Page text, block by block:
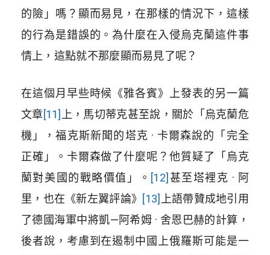
的險」嗎？顯而易見，在那樣的情況下，這樣
的行為是錯誤的。為什麼在入侵烏克蘭這件事
情上，這點就不那麼顯而易見了呢？
在這個月早些時候《雅各賓》上發表的另一篇
文章[11]
上，馬切蒂克甚至說，關於「烏克蘭危
機」，福克斯新聞的塔克 · 卡爾森說的「完全
正確」。卡爾森做了什麼呢？他質疑了「烏克
蘭對美國的戰略價值」。 [12] 甚至塔裡克 · 阿
里，也在《新左翼評論》 [13]
上語帶贊成地引用
了德國海軍中將凱—阿希姆 · 舍恩巴赫的計算，
後者說，考慮到在遏制中國上俄羅斯可能是一